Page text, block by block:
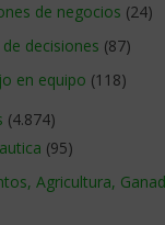
de negocios (24)
decisiones (87)
en equipo (118)
(4.874)
(95)
Agricultura,